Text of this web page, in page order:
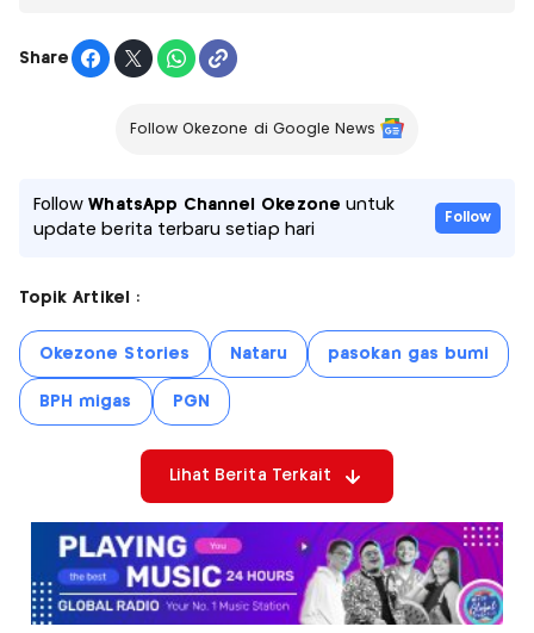
Share
Follow Okezone di Google News
FollowWhatsApp Channel Okezone untuk
update berita terbaru setiap hari
Follow
Topik Artikel :
Okezone Stories Nataru pasokan gas bumi
BPH migas PGN
Lihat Berita Terkait